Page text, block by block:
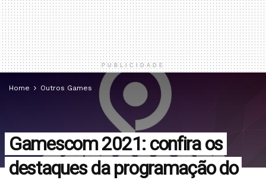
PUBLICIDADE
Home Outros Games
Gamescom 2021: confira os
destaques da programação do